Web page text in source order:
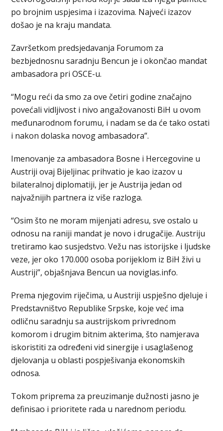
po brojnim uspjesima i izazovima. Najveći izazov
došao je na kraju mandata.
Završetkom predsjedavanja Forumom za
bezbjednosnu saradnju Bencun je i okončao mandat
ambasadora pri OSCE-u.
“Mogu reći da smo za ove četiri godine značajno
povećali vidljivost i nivo angažovanosti BiH u ovom
međunarodnom forumu, i nadam se da će tako ostati
i nakon dolaska novog ambasadora”.
Imenovanje za ambasadora Bosne i Hercegovine u
Austriji ovaj Bijeljinac prihvatio je kao izazov u
bilateralnoj diplomatiji, jer je Austrija jedan od
najvažnijih partnera iz više razloga.
“Osim što ne moram mijenjati adresu, sve ostalo u
odnosu na raniji mandat je novo i drugačije. Austriju
tretiramo kao susjedstvo. Vežu nas istorijske i ljudske
veze, jer oko 170.000 osoba porijeklom iz BiH živi u
Austriji”, objašnjava Bencun ua noviglas.info.
Prema njegovim riječima, u Austriji uspješno djeluje i
Predstavništvo Republike Srpske, koje već ima
odličnu saradnju sa austrijskom privrednom
komorom i drugim bitnim akterima, što namjerava
iskoristiti za određeni vid sinergije i usaglašenog
djelovanja u oblasti pospješivanja ekonomskih
odnosa.
Tokom priprema za preuzimanje dužnosti jasno je
definisao i prioritete rada u narednom periodu.